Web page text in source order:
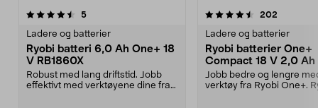
5anmeldelser
Ladere og batterier
Ryobi batteri 6,0 Ah One+ 18
V RB1860X
Robust med lang driftstid. Jobb
effektivt med verktøyene dine fra
4.5av 5 stjerner 202
Ladere og batterier
Ryobi batterier One+
Compact 18 V 2,0
Ah RB18242X
Jobb bedre og lengre
verktøy fra Ryobi One+.
4.5av 5 stjerner